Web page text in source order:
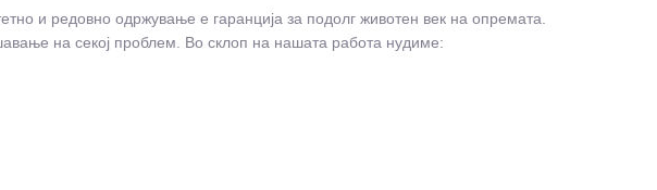
и редовно одржување е гаранција за подолг животен век на опремата.
на секој проблем. Во склоп на нашата работа нудиме: